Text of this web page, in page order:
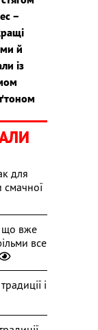
–
й
із
для
смачної
що вже
все
і